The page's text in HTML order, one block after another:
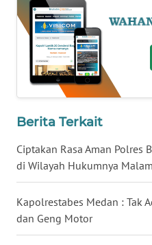
Berita Terkait
Ciptakan Rasa Aman Polres
di Wilayah Hukumnya
Kapolrestabes Medan : Tak
dan Geng Motor
WN
NIAS
WN
LANGKAT
TAPANULI
WN
LESUNG
WN